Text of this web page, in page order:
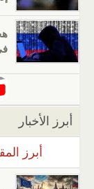
أبرز الأخبار
أبرز